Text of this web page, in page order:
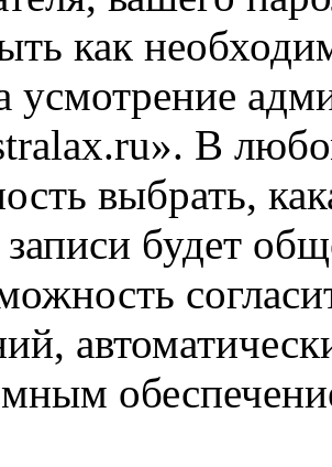
как
усмотрение
В
выбрать,
будет